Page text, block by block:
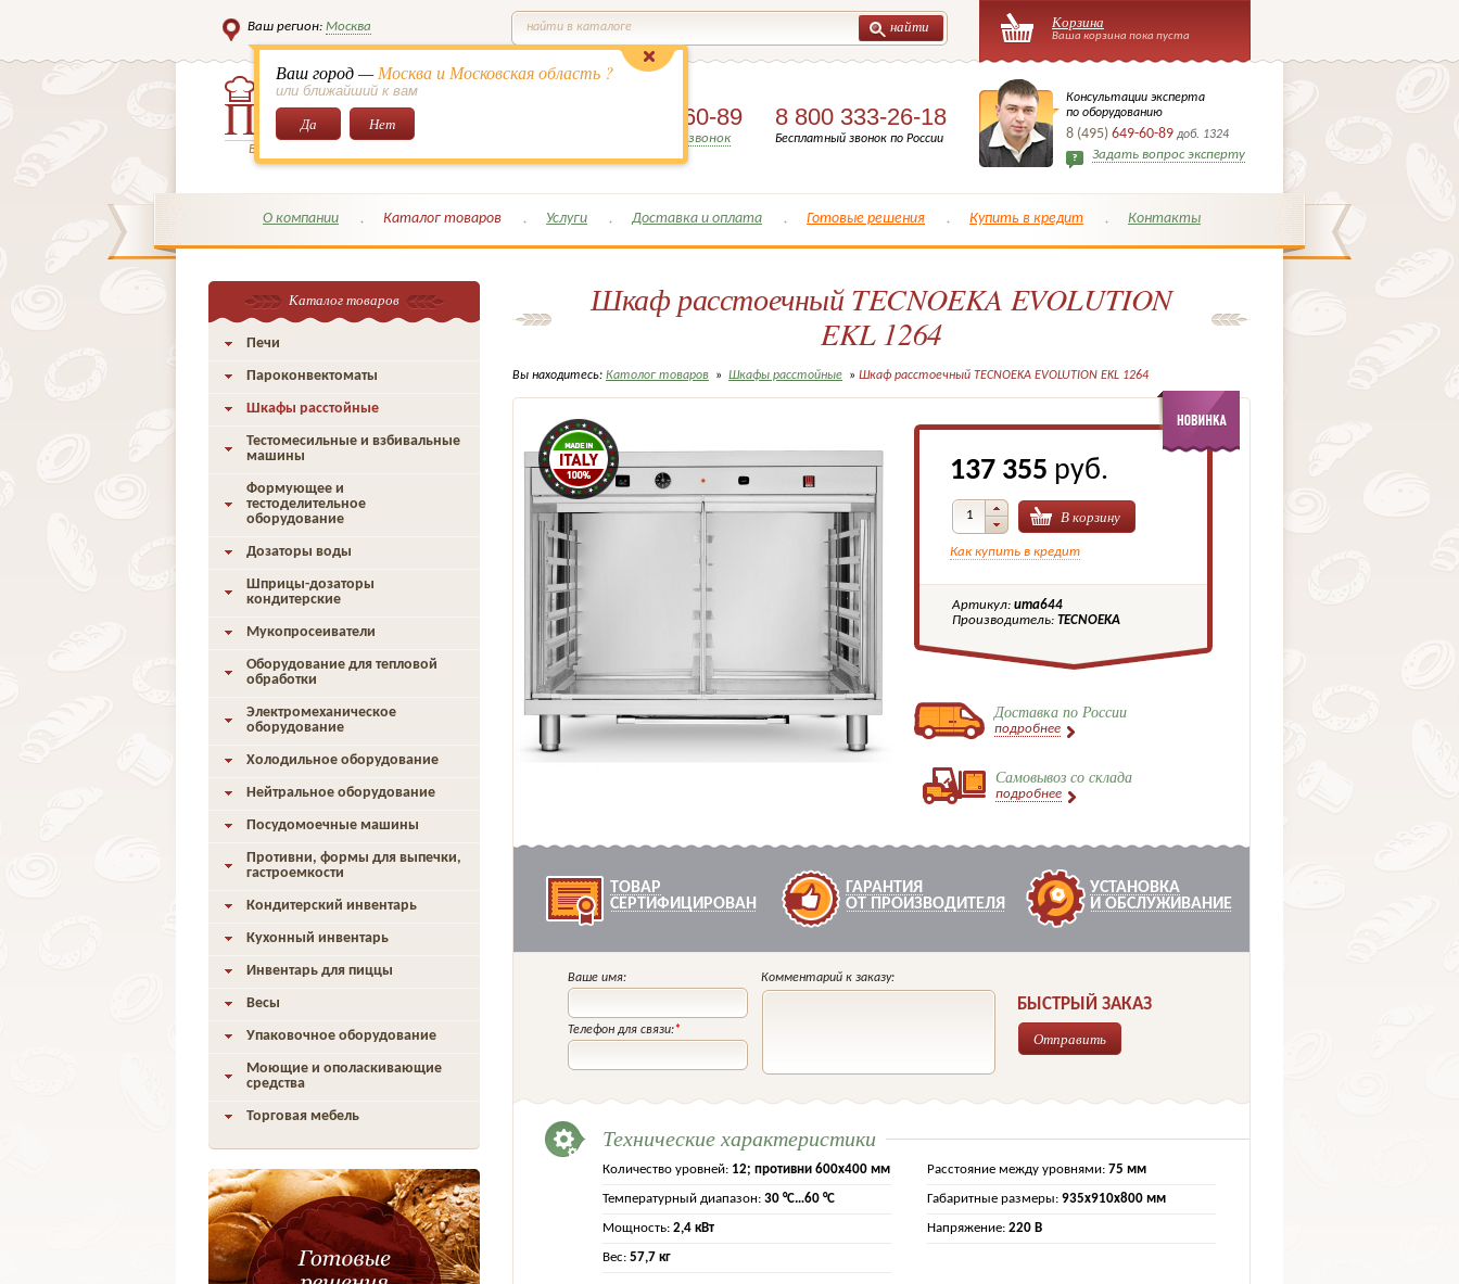
Ваш регион: Москва
Ваш город —Москва и Московская область ?
или ближайший к вам
Да Нет
Корзина
Ваша корзина пока пуста
найти в каталоге найти
Всё для кондитеров и поваров!
649-60-89
Заказать обратный звонок
8 800 333-26-18
Бесплатный звонок по России
Консультации эксперта
по оборудованию
8 (495) 649-60-89 доб. 1324
Задать вопрос эксперту
О компании Каталог товаров Услуги Доставка и оплата Готовые решения Купить в кредит Контакты
Шкаф расстоечный TECNOEKA EVOLUTION
EKL 1264
Вы находитесь: Католог товаров » Шкафы расстойные » Шкаф расстоечный TECNOEKA EVOLUTION EKL 1264
137 355 руб.
В корзину
Как купить в кредит
Артикул: ита644
Производитель: TECNOEKA
Доставка по России
подробнее
Самовывоз со склада
подробнее
ТОВАР
СЕРТИФИЦИРОВАН
ГАРАНТИЯ
ОТ ПРОИЗВОДИТЕЛЯ
УСТАНОВКА
И ОБСЛУЖИВАНИЕ
Ваше имя:
Телефон для связи:*
Комментарий к заказу:
БЫСТРЫЙ ЗАКАЗ
Отправить
Технические характеристики
Количество уровней: 12; противни 600х400 мм Расстояние между уровнями: 75 мм
Температурный диапазон: 30 °C…60 °C Габаритные размеры: 935х910х800 мм
Мощность: 2,4 кВт Напряжение: 220 В
Вес: 57,7 кг
Каталог товаров
Печи
Пароконвектоматы
Шкафы расстойные
Тестомесильные и взбивальные
машины
Формующее и
тестоделительное
оборудование
Дозаторы воды
Шприцы-дозаторы
кондитерские
Мукопросеиватели
Оборудование для тепловой
обработки
Электромеханическое
оборудование
Холодильное оборудование
Нейтральное оборудование
Посудомоечные машины
Противни, формы для выпечки,
гастроемкости
Кондитерский инвентарь
Кухонный инвентарь
Инвентарь для пиццы
Весы
Упаковочное оборудование
Моющие и ополаскивающие
средства
Торговая мебель